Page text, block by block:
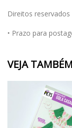
Direitos reservados
• Prazo para
VEJA TAMBÉM